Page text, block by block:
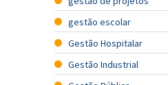
gestão escolar
Gestão Hospitalar
Gestão Industrial